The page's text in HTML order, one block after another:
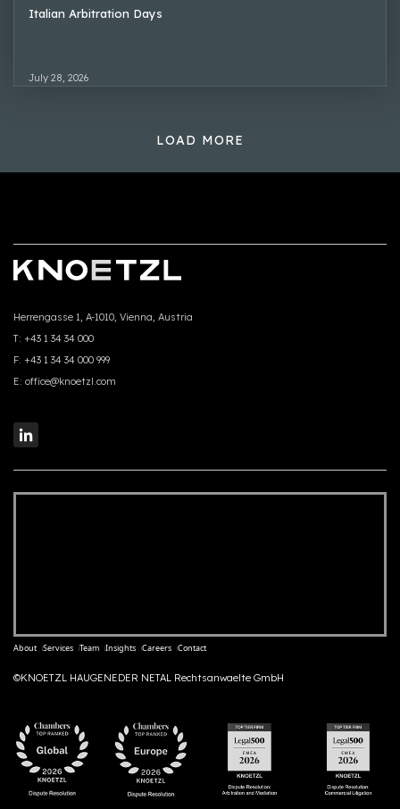
Italian Arbitration Days
July 28, 2026
LOAD MORE
Herrengasse 1, A-1010, Vienna, Austria
T: +43 1 34 34 000
F: +43 1 34 34 000 999
E: office@knoetzl.com
About Services Team Insights Careers Contact
©KNOETZL HAUGENEDER NETAL Rechtsanwaelte GmbH